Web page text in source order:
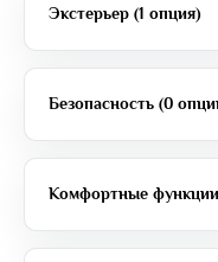
Экстерьер (1 опция)
Безопасность (0
Комфортные